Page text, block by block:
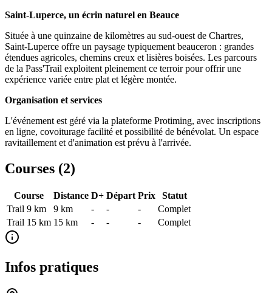
Saint-Luperce, un écrin naturel en Beauce
Située à une quinzaine de kilomètres au sud-ouest de Chartres,
Saint-Luperce offre un paysage typiquement beauceron : grandes
étendues agricoles, chemins creux et lisières boisées. Les parcours
de la Pass'Trail exploitent pleinement ce terroir pour offrir une
expérience variée entre plat et légère montée.
Organisation et services
L'événement est géré via la plateforme Protiming, avec inscriptions
en ligne, covoiturage facilité et possibilité de bénévolat. Un espace
ravitaillement et d'animation est prévu à l'arrivée.
Courses (2)
Course Distance D+ Départ Prix
Statut
Trail 9 km
9 km - - -
Complet
Trail 15 km 15 km - - - Complet
Infos pratiques